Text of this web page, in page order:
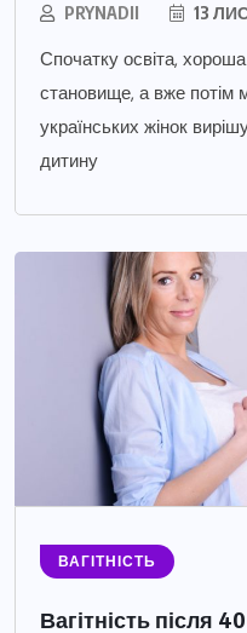
PRYNADII 13
Спочатку освіта,
становище, а вже потім
українських жінок
дитину
ВАГІТНІСТЬ
Вагітність після